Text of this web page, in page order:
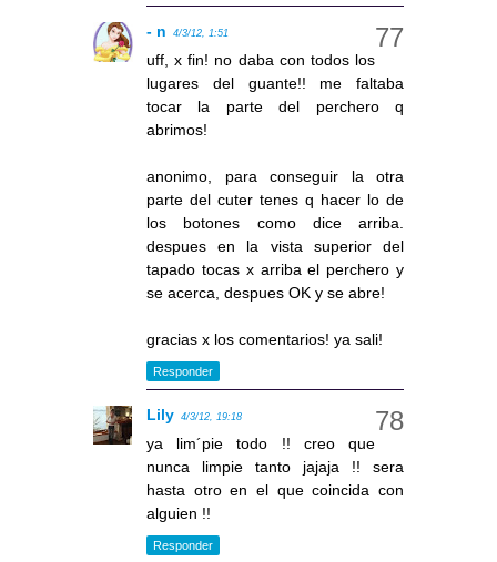
- n 4/3/12, 1:51
uff, x fin! no daba con todos los
lugares del guante!! me faltaba
tocar la parte del perchero q
abrimos!
anonimo, para conseguir la otra
parte del cuter tenes q hacer lo de
los botones como dice arriba.
despues en la vista superior del
tapado tocas x arriba el perchero y
se acerca, despues OK y se abre!
gracias x los comentarios! ya sali!
Responder
Lily 4/3/12, 19:18
ya lim´pie todo !! creo que
nunca limpie tanto jajaja !! sera
hasta otro en el que coincida con
alguien !!
Responder